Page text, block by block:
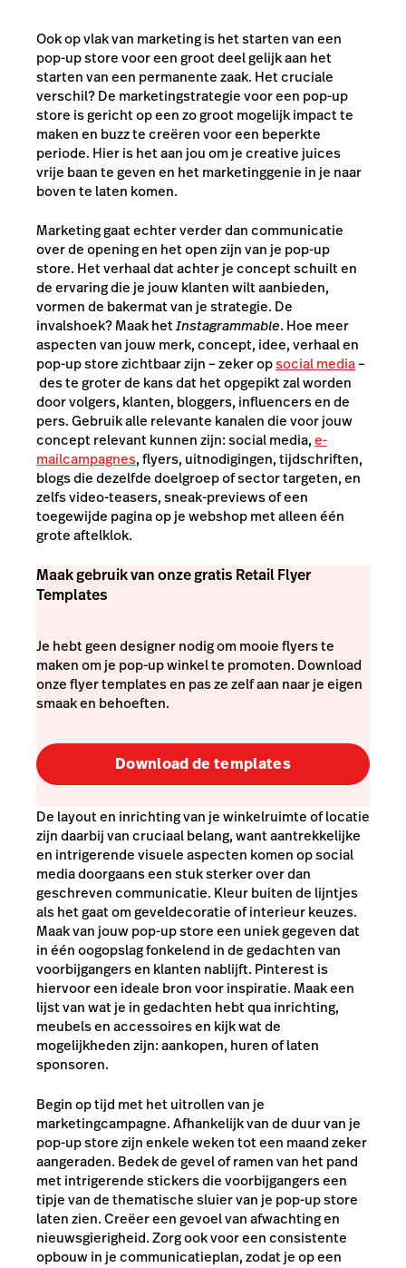
Ook op vlak van marketing is het starten van een
pop-up store voor een groot deel gelijk aan het
starten van een permanente zaak. Het cruciale
verschil? De marketingstrategie voor een pop-up
store is gericht op een zo groot mogelijk impact te
maken en buzz te creëren voor een beperkte
periode. Hier is het aan jou om je creative juices
vrije baan te geven en het marketinggenie in je naar
boven te laten komen.
Marketing gaat echter verder dan communicatie
over de opening en het open zijn van je pop-up
store. Het verhaal dat achter je concept schuilt en
de ervaring die je jouw klanten wilt aanbieden,
vormen de bakermat van je strategie. De
invalshoek? Maak hetInstagrammable. Hoe meer
aspecten van jouw merk, concept, idee, verhaal en
pop-up store zichtbaar zijn – zeker opsocial media–
des te groter de kans dat het opgepikt zal worden
door volgers, klanten, bloggers, influencers en de
pers. Gebruik alle relevante kanalen die voor jouw
concept relevant kunnen zijn: social media,e-
mailcampagnes, flyers, uitnodigingen, tijdschriften,
blogs die dezelfde doelgroep of sector targeten, en
zelfs video-teasers, sneak-previews of een
toegewijde pagina op je webshop met alleen één
grote aftelklok.
Maak gebruik van onze gratis Retail Flyer
Templates
Je hebt geen designer nodig om mooie flyers te
maken om je pop-up winkel te promoten. Download
onze flyer templates en pas ze zelf aan naar je eigen
smaak en behoeften.
Download de templates
De layout en inrichting van je winkelruimte of locatie
zijn daarbij van cruciaal belang, want aantrekkelijke
en intrigerende visuele aspecten komen op social
media doorgaans een stuk sterker over dan
geschreven communicatie. Kleur buiten de lijntjes
als het gaat om geveldecoratie of interieur keuzes.
Maak van jouw pop-up store een uniek gegeven dat
in één oogopslag fonkelend in de gedachten van
voorbijgangers en klanten nablijft. Pinterest is
hiervoor een ideale bron voor inspiratie. Maak een
lijst van wat je in gedachten hebt qua inrichting,
meubels en accessoires en kijk wat de
mogelijkheden zijn: aankopen, huren of laten
sponsoren.
Begin op tijd met het uitrollen van je
marketingcampagne. Afhankelijk van de duur van je
pop-up store zijn enkele weken tot een maand zeker
aangeraden. Bedek de gevel of ramen van het pand
met intrigerende stickers die voorbijgangers een
tipje van de thematische sluier van je pop-up store
laten zien. Creëer een gevoel van afwachting en
nieuwsgierigheid. Zorg ook voor een consistente
opbouw in je communicatieplan, zodat je op een